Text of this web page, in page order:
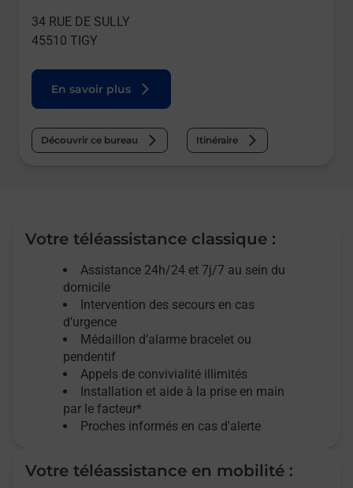
34 RUE DE SULLY
45510 TIGY
En savoir plus
Découvrir ce bureau Itinéraire
Votre téléassistance classique :
Assistance 24h/24 et 7j/7 au sein du
domicile
Intervention des secours en cas
d’urgence
Médaillon d’alarme bracelet ou
pendentif
Appels de convivialité illimités
Installation et aide à la prise en main
par le facteur*
Proches informés en cas d'alerte
Votre téléassistance en mobilité :